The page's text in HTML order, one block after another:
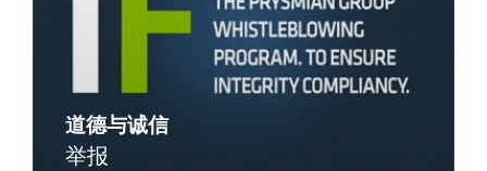
道德与诚信
举报